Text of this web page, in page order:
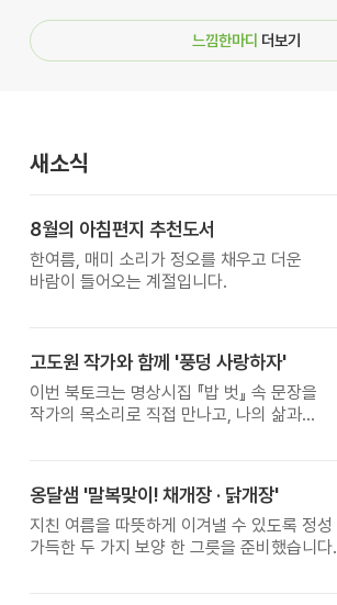
느낌한마디 더보기
새소식
8월의 아침편지 추천도서
한여름, 매미 소리가 정오를 채우고 더운
바람이 들어오는 계절입니다.
고도원 작가와 함께 '풍덩 사랑하자'
이번 북토크는 명상시집 『밥 벗』 속 문장을
작가의 목소리로 직접 만나고, 나의 삶과
옹달샘 '말복맞이! 채개장 · 닭개장'
지친 여름을 따뜻하게 이겨낼 수 있도록 정성
가득한 두 가지 보양 한 그릇을 준비했습니다.